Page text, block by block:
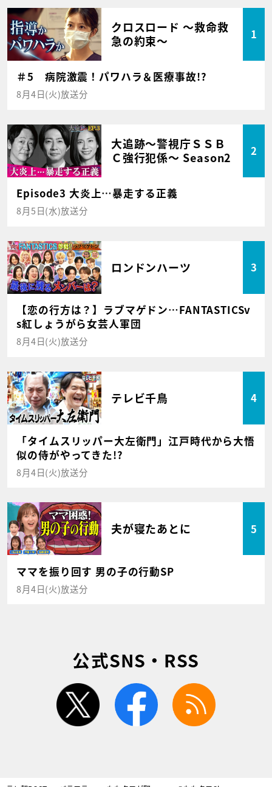
クロスロード ～救命救
急の約束～
1
＃5 病院激震！パワハラ＆医療事故!?
8月4日(火)放送分
大追跡～警視庁ＳＳＢ
Ｃ強行犯係～ Season2
2
Episode3 大炎上…暴走する正義
8月5日(水)放送分
ロンドンハーツ 3
【恋の行方は？】ラブマゲドン…FANTASTICSv
s紅しょうがら女芸人軍団
8月4日(火)放送分
テレビ千鳥 4
「タイムスリッパー大左衛門」江戸時代から大悟
似の侍がやってきた!?
8月4日(火)放送分
夫が寝たあとに 5
ママを振り回す 男の子の行動SP
8月4日(火)放送分
公式SNS・RSS
twitter facebook